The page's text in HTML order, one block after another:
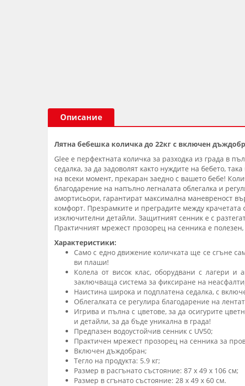
Описание
Лятна бебешка количка до 22кг с включен
Glee е перфектната количка за разходка из града в
седалка, за да задоволят както нуждите на бебето,
на всеки момент, прекаран заедно с вашето бебе!
благодарение на напълно легналата облегалка и
амортисьори, гарантират максимална маневреност
комфорт. Презрамките и преградите между
изключителни детайли. Защитният сенник е с
Практичният мрежест прозорец на сенника е
Характеристики:
Само с едно движение количката ще се сгъне
ви плаши!
Колела от висок клас, оборудвани с лагери и
заключваща система за фиксиране на
Наистина широка и подплатена седалка, с
Облегалката се регулира благодарение на
Игрива и пълна с цветове, за да осигурите
и детайли, за да бъде уникална в града!
Предпазен водоустойчив сенник с UV50;
Практичен мрежест прозорец на сенника за
Включен дъждобран;
Тегло на продукта: 5.9 кг;
Размер в расгънато състояние: 87 x 49 x 106 см;
Размер в сгънато състояние: 28 x 49 x 60 см.